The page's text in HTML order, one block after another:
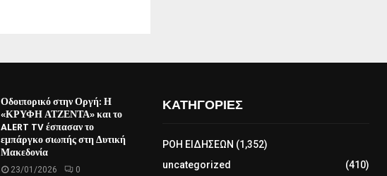
Οδοιπορικό στην Οργή: Η
«ΚΡΥΦΗ ΑΤΖΕΝΤΑ» και το
ALERT TV έσπασαν το
εμπάργκο σιωπής στη Δυτική
Μακεδονία
23/01/2026 0
ΚΑΤΗΓΟΡΙΕΣ
ΡΟΗ ΕΙΔΗΣΕΩΝ (1,352)
uncategorized
(410)